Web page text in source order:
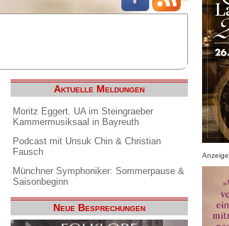
Aktuelle Meldungen
Moritz Eggert. UA im Steingraeber
Kammermusiksaal in Bayreuth
Podcast mit Unsuk Chin & Christian
Fausch
Münchner Symphoniker: Sommerpause &
Saisonbeginn
Neue Besprechungen
Anzeige